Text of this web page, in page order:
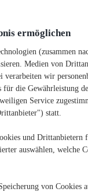
ermöglichen
(zusammen
Medien von
wir
die Gewährleistung
Service
statt.
und Drittanbietern
auswählen, welche
von Cookies